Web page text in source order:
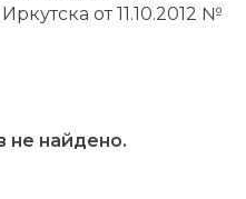
от 11.10.2012 №
не найдено.